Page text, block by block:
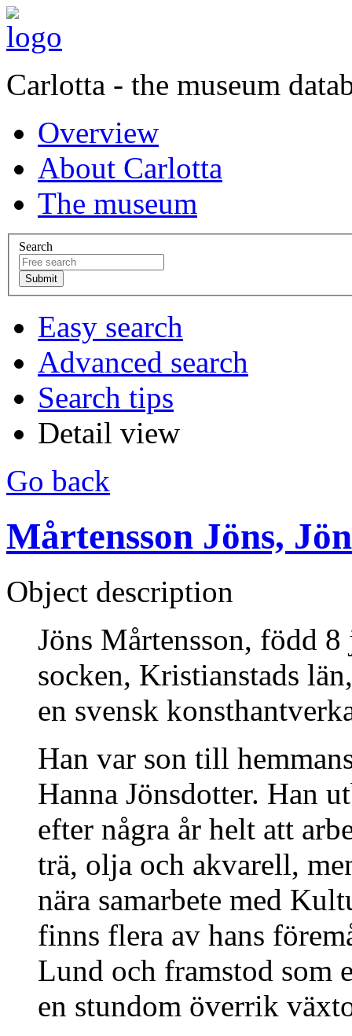
Carlotta - the museum
Overview
About Carlotta
The museum
Search
Easy search
Advanced search
Search tips
Detail view
Go back
Mårtensson Jöns,
Object description
Jöns Mårtensson, född
socken, Kristianstads
en svensk
Han var son till
Hanna Jönsdotter. Han
efter några år helt att
trä, olja och akvarell,
nära samarbete med
finns flera av hans
Lund och framstod som
en stundom överrik